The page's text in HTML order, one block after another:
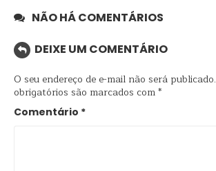
NÃO HÁ COMENTÁRIOS
DEIXE UM COMENTÁRIO
O seu endereço de e-mail não será publicado.
obrigatórios são marcados com*
Comentário *